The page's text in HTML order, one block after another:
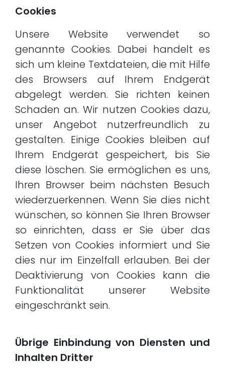
Cookies
Unsere Website verwendet so
genannte Cookies. Dabei handelt es
sich um kleine Textdateien, die mit Hilfe
des Browsers auf Ihrem Endgerät
abgelegt werden. Sie richten keinen
Schaden an. Wir nutzen Cookies dazu,
unser Angebot nutzerfreundlich zu
gestalten. Einige Cookies bleiben auf
Ihrem Endgerät gespeichert, bis Sie
diese löschen. Sie ermöglichen es uns,
Ihren Browser beim nächsten Besuch
wiederzuerkennen. Wenn Sie dies nicht
wünschen, so können Sie Ihren Browser
so einrichten, dass er Sie über das
Setzen von Cookies informiert und Sie
dies nur im Einzelfall erlauben. Bei der
Deaktivierung von Cookies kann die
Funktionalität unserer Website
eingeschränkt sein.
Übrige Einbindung von Diensten und
Inhalten Dritter